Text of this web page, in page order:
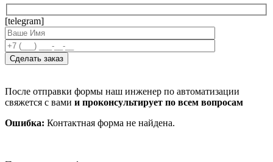
[telegram]
После отправки формы наш инженер по автоматизации
свяжется с вами и проконсультирует по всем вопросам
Ошибка: Контактная форма не найдена.